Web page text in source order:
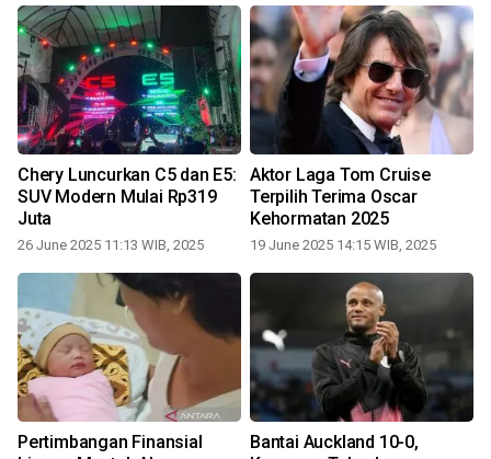
Chery Luncurkan C5 dan E5:
SUV Modern Mulai Rp319
Juta
26 June 2025 11:13 WIB, 2025
Aktor Laga Tom Cruise
Terpilih Terima Oscar
Kehormatan 2025
19 June 2025 14:15 WIB, 2025
Pertimbangan Finansial
Bantai Auckland 10-0,